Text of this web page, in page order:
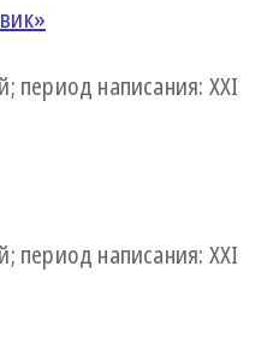
период написания: XXI
период написания: XXI